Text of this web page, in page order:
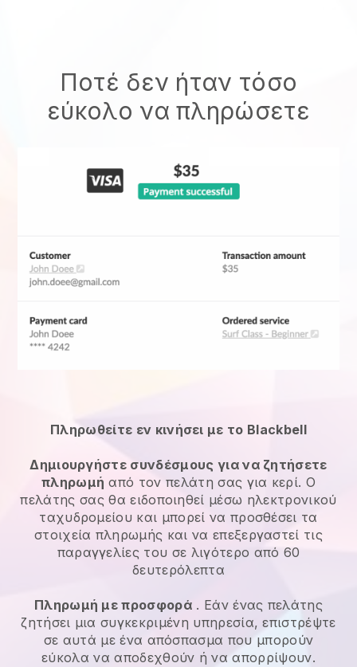
Ποτέ δεν ήταν τόσο
εύκολο να πληρώσετε
Πληρωθείτε εν κινήσει με το Blackbell
Δημιουργήστε συνδέσμους για να ζητήσετε
πληρωμή από τον πελάτη σας για κερί. Ο
πελάτης σας θα ειδοποιηθεί μέσω ηλεκτρονικού
ταχυδρομείου και μπορεί να προσθέσει τα
στοιχεία πληρωμής και να επεξεργαστεί τις
παραγγελίες του σε λιγότερο από 60
δευτερόλεπτα
Πληρωμή με προσφορά . Εάν ένας πελάτης
ζητήσει μια συγκεκριμένη υπηρεσία, επιστρέψτε
σε αυτά με ένα απόσπασμα που μπορούν
εύκολα να αποδεχθούν ή να απορρίψουν.